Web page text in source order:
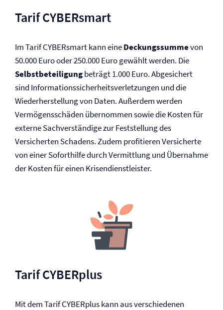
Tarif CYBERsmart
Im Tarif CYBERsmart kann eineDeckungssummevon
50.000 Euro oder 250.000 Euro gewählt werden. Die
Selbst­beteiligungbeträgt 1.000 Euro. Abgesichert
sind Informationssicherheits­verletzungen und die
Wiederherstellung von Daten. Außerdem werden
Vermögensschäden übernommen sowie die Kosten für
externe Sachverständige zur Feststellung des
Versicherten Schadens. Zudem profitieren Versicherte
von einer Soforthilfe durch Vermittlung und Übernahme
der Kosten für einen Krisendienstleister.
Tarif CYBERplus
Mit dem Tarif CYBERplus kann aus verschiedenen